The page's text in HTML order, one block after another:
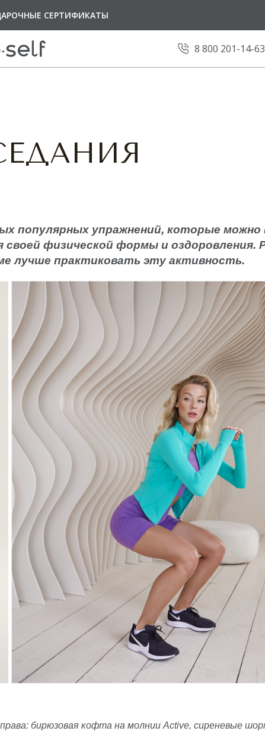
000 рубБЕСПЛАТНАЯ
СЕРТИФИКАТЫ
по 25%каждые 2 недели
8 800 201-14-63
Лосины
Лосины Push-Up
Одежда
Одежда
Одежда для
Одежда для
Одежда для
Одежда для
Одежда
Motion collection Pulsoma collection
Fauna collection Satin Base collection Viscose collection
Accent collection Power collection Soft Cover collection
популярных упражнений, которые
своей физической формы и оздоровления.
лучше практиковать эту активность.
бирюзовая кофта на молнии Active, сиреневые